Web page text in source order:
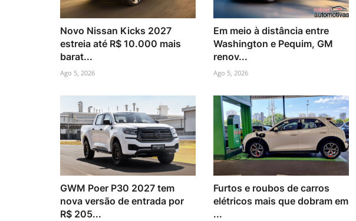
Novo Nissan Kicks 2027
estreia até R$ 10.000 mais
barat...
Ago 5, 2026
Em meio à distância entre
Washington e Pequim, GM
renov...
Ago 5, 2026
GWM Poer P30 2027 tem
nova versão de entrada por
R$ 205...
Furtos e roubos de carros
elétricos mais que dobram em
...